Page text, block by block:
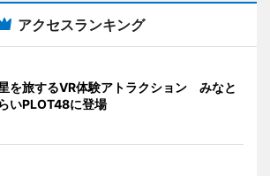
アクセスランキング
を旅するVR体験アトラクション みなと
いPLOT48に登場